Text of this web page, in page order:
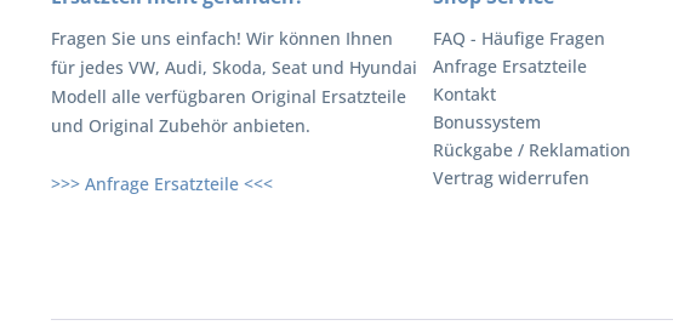
Fragen Sie uns einfach! Wir können Ihnen
für jedes VW, Audi, Skoda, Seat und Hyundai
Modell alle verfügbaren Original Ersatzteile
und Original Zubehör anbieten.
>>> Anfrage Ersatzteile <<<
FAQ - Häufige Fragen
Anfrage Ersatzteile
Kontakt
Bonussystem
Rückgabe / Reklamation
Vertrag widerrufen